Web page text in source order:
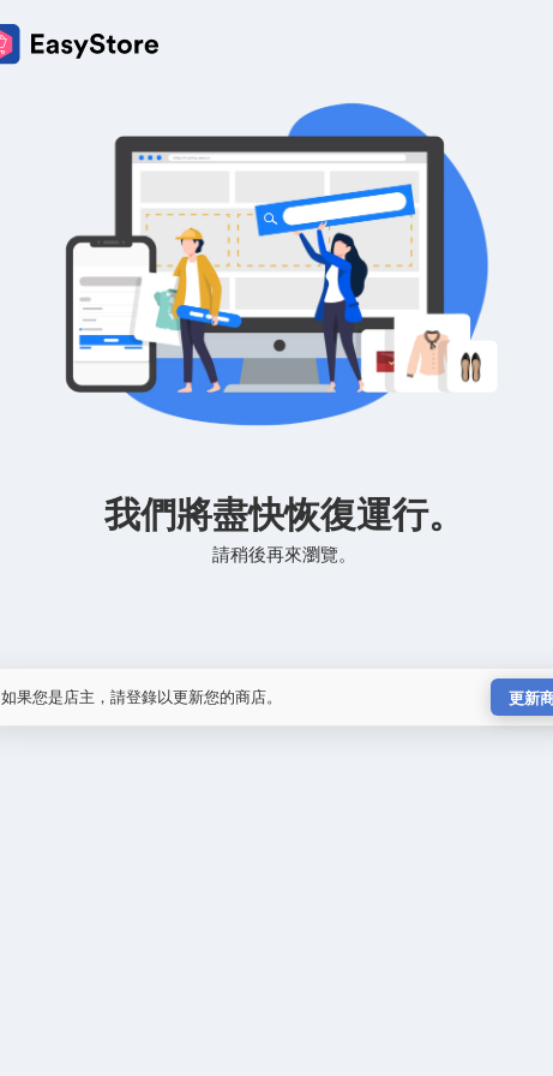
我們將盡快恢復運行。
請稍後再來瀏覽。
如果您是店主，請登錄以更新您的商店。 更新